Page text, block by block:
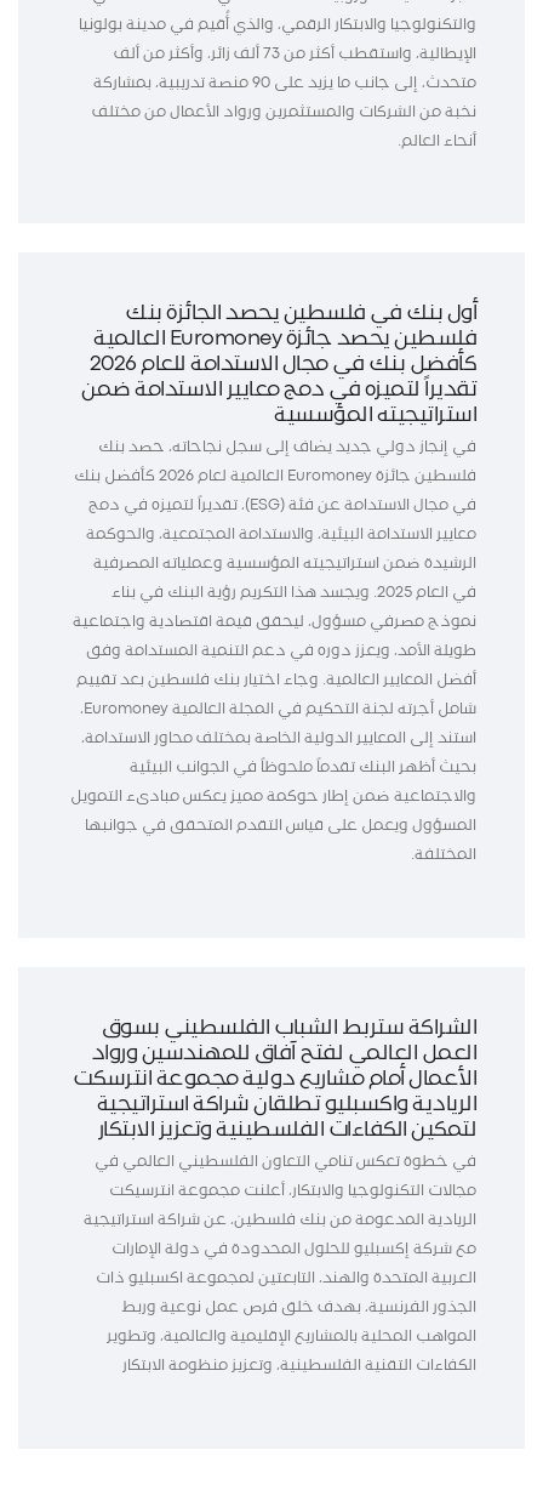
والتكنولوجيا والابتكار الرقمي، والذي أُقيم في مدينة بولونيا
الإيطالية، واستقطب أكثر من 73 ألف زائر، وأكثر من ألف
متحدث، إلى جانب ما يزيد على 90 منصة تدريبية، بمشاركة
نخبة من الشركات والمستثمرين ورواد الأعمال من مختلف
أنحاء العالم.
أول بنك في فلسطين يحصد الجائزة بنك
فلسطين يحصد جائزة Euromoney العالمية
كأفضل بنك في مجال الاستدامة للعام 2026
تقديراً لتميزه في دمج معايير الاستدامة ضمن
استراتيجيته المؤسسية
في إنجاز دولي جديد يضاف إلى سجل نجاحاته، حصد بنك
فلسطين جائزة Euromoney العالمية لعام 2026 كأفضل بنك
في مجال الاستدامة عن فئة (ESG)، تقديراً لتميزه في دمج
معايير الاستدامة البيئية، والاستدامة المجتمعية، والحوكمة
الرشيدة ضمن استراتيجيته المؤسسية وعملياته المصرفية
في العام 2025. ويجسد هذا التكريم رؤية البنك في بناء
نموذج مصرفي مسؤول، ليحقق قيمة اقتصادية واجتماعية
طويلة الأمد، ويعزز دوره في دعم التنمية المستدامة وفق
أفضل المعايير العالمية. وجاء اختيار بنك فلسطين بعد تقييم
شامل أجرته لجنة التحكيم في المجلة العالمية Euromoney،
استند إلى المعايير الدولية الخاصة بمختلف محاور الاستدامة،
بحيث أظهر البنك تقدماً ملحوظاً في الجوانب البيئية
والاجتماعية ضمن إطار حوكمة مميز يعكس مبادىء التمويل
المسؤول ويعمل على قياس التقدم المتحقق في جوانبها
المختلفة.
الشراكة ستربط الشباب الفلسطيني بسوق
العمل العالمي لفتح آفاق للمهندسين ورواد
الأعمال أمام مشاريع دولية مجموعة انترسكت
الريادية واكسبليو تطلقان شراكة استراتيجية
لتمكين الكفاءات الفلسطينية وتعزيز الابتكار
في خطوة تعكس تنامي التعاون الفلسطيني العالمي في
مجالات التكنولوجيا والابتكار، أعلنت مجموعة انترسيكت
الريادية المدعومة من بنك فلسطين، عن شراكة استراتيجية
مع شركة إكسبليو للحلول المحدودة في دولة الإمارات
العربية المتحدة والهند، التابعتين لمجموعة اكسبليو ذات
الجذور الفرنسية، بهدف خلق فرص عمل نوعية وربط
المواهب المحلية بالمشاريع الإقليمية والعالمية، وتطوير
الكفاءات التقنية الفلسطينية، وتعزيز منظومة الابتكار